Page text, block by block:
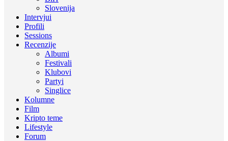
Slovenija
Intervjui
Profili
Sessions
Recenzije
Albumi
Festivali
Klubovi
Partyi
Singlice
Kolumne
Film
Kripto teme
Lifestyle
Forum